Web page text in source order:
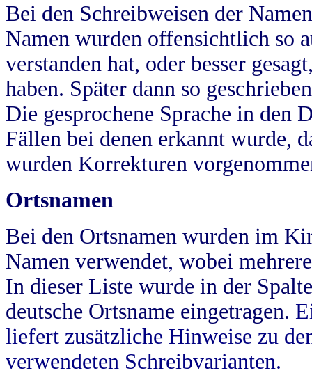
Bei den Schreibweisen der
Namen wurden offensichtlich so
verstanden hat, oder besser
haben. Später dann so
Die gesprochene Sprache in
Fällen bei denen erkannt wurde,
wurden Korrekturen
Ortsnamen
Bei den Ortsnamen wurden im
Namen verwendet, wobei
In dieser Liste wurde in der
deutsche Ortsname eingetragen.
liefert zusätzliche Hinweise zu
verwendeten Schreibvarianten.